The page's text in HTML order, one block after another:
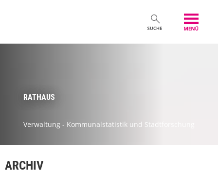
RATHAUS
Verwaltung - Kommunalstatistik und Stadtforschung
ARCHIV